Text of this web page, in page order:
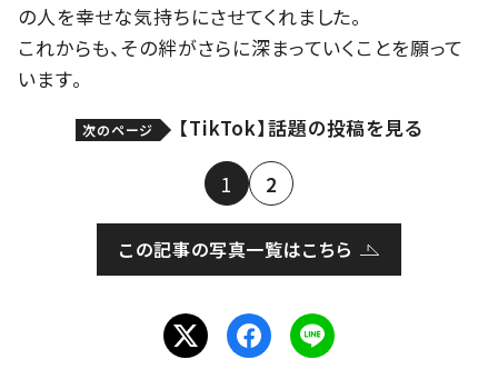
の人を幸せな気持ちにさせてくれました。
これからも、その絆がさらに深まっていくことを願って
います。
次のページ 【TikTok】話題の投稿を見る
1 2
この記事の写真一覧はこちら